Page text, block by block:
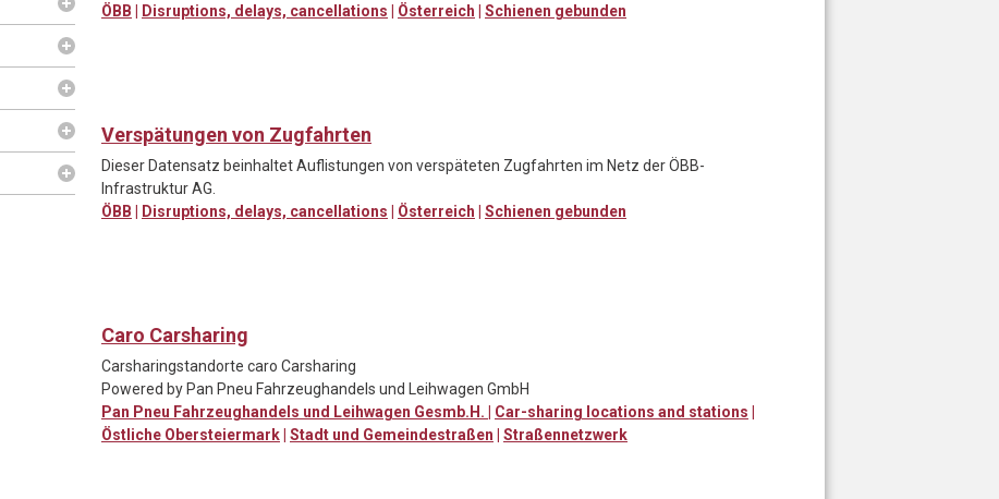
ÖBB | Disruptions, delays, cancellations | Österreich | Schienen gebunden
Verspätungen von Zugfahrten
Dieser Datensatz beinhaltet Auflistungen von verspäteten Zugfahrten im Netz der ÖBB-
Infrastruktur AG.
ÖBB | Disruptions, delays, cancellations | Österreich | Schienen gebunden
Caro Carsharing
Carsharingstandorte caro Carsharing
Powered by Pan Pneu Fahrzeughandels und Leihwagen GmbH
Pan Pneu Fahrzeughandels und Leihwagen Gesmb.H. | Car-sharing locations and stations |
Östliche Obersteiermark| Stadt und Gemeindestraßen | Straßennetzwerk